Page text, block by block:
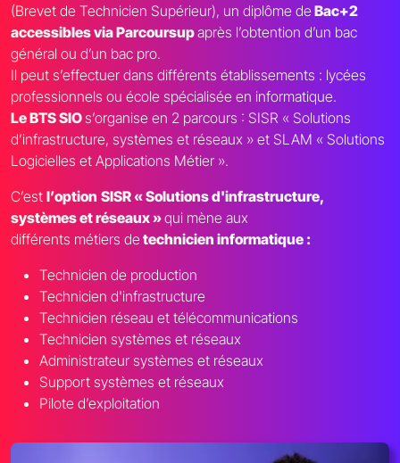
(Brevet de Technicien Supérieur), un diplôme deBac+2
accessibles via Parcoursupaprès l’obtention d’un bac
général ou d’un bac pro.
Il peut s’effectuer dans différents établissements : lycées
professionnels ou école spécialisée en informatique.
Le BTS SIOs’organise en 2 parcours : SISR « Solutions
d’infrastructure, systèmes et réseaux » et SLAM « Solutions
Logicielles et Applications Métier ».
C’est l’option SISR « Solutions d'infrastructure,
systèmes et réseaux »qui mène aux
différents métiers detechnicien informatique :
Technicien de production
Technicien d'infrastructure
Technicien réseau et télécommunications
Technicien systèmes et réseaux
Administrateur systèmes et réseaux
Support systèmes et réseaux
Pilote d’exploitation